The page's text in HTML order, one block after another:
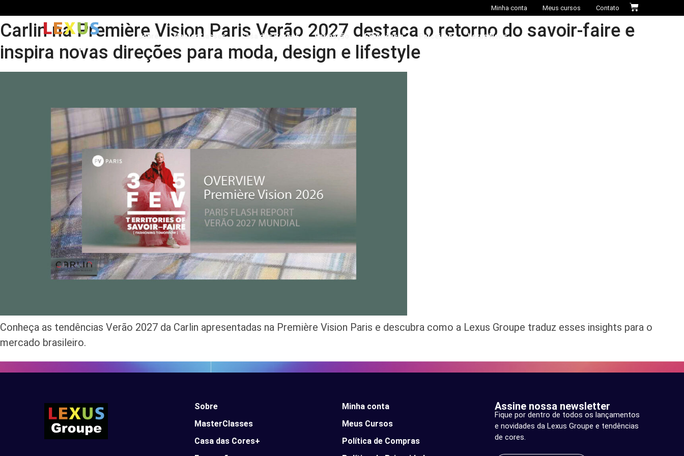
Minha conta Meus cursos Contato
Sobre MasterClasses Casa das Cores+ Formação Experiência Parceiros Lexus News​
Carlin na Première Vision Paris Verão 2027 destaca o retorno do savoir-faire e
inspira novas direções para moda, design e lifestyle
Conheça as tendências Verão 2027 da Carlin apresentadas na Première Vision Paris e descubra como a Lexus Groupe traduz esses insights para o
mercado brasileiro.
Sobre
MasterClasses
Casa das Cores+
Minha conta
Meus Cursos
Política de Compras
Assine nossa newsletter
Fique por dentro de todos os lançamentos
e novidades da Lexus Groupe e tendências
de cores.